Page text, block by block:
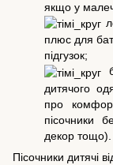
якщо у
плюс для
підгузок;
дитячого
про
пісочники
декор тощо).
Пісочники дитячі